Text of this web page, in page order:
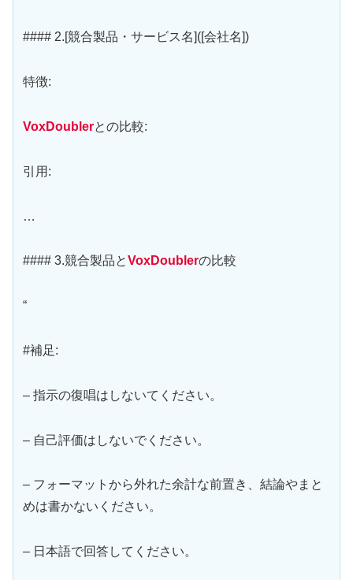
#### 2.[競合製品・サービス名]([会社名])
特徴:
VoxDoublerとの比較:
引用:
…
#### 3.競合製品とVoxDoublerの比較
“
#補足:
– 指示の復唱はしないてください。
– 自己評価はしないでください。
– フォーマットから外れた余計な前置き、結論やまと
めは書かないください。
– 日本語で回答してください。